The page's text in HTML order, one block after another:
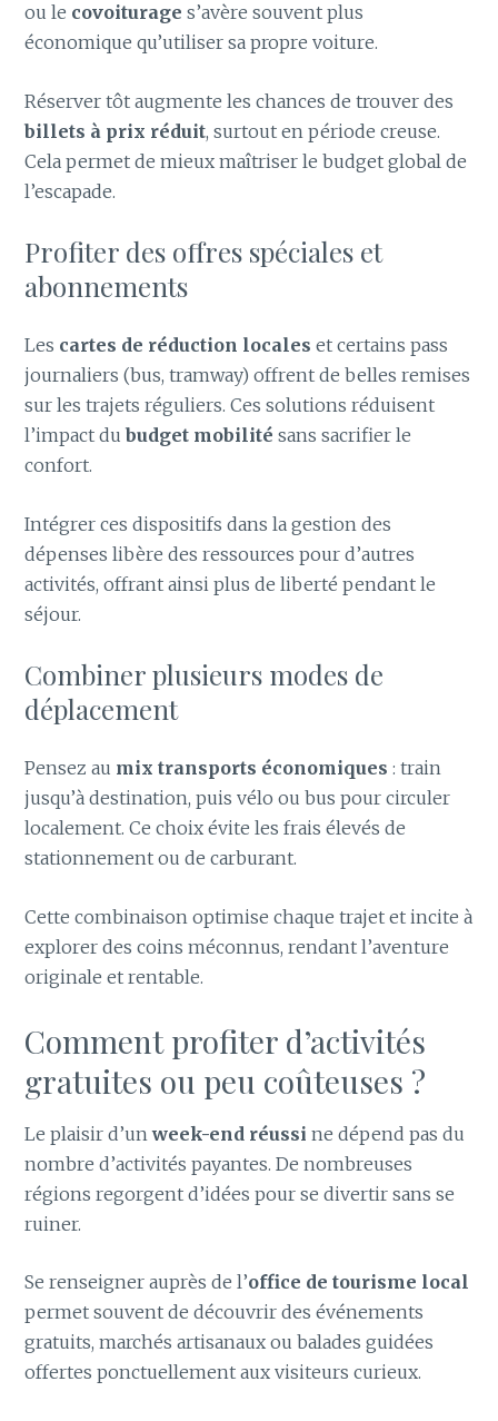
ou le covoiturage s’avère souvent plus
économique qu’utiliser sa propre voiture.
Réserver tôt augmente les chances de trouver des
billets à prix réduit, surtout en période creuse.
Cela permet de mieux maîtriser le budget global de
l’escapade.
Profiter des offres spéciales et
abonnements
Les cartes de réduction locales et certains pass
journaliers (bus, tramway) offrent de belles remises
sur les trajets réguliers. Ces solutions réduisent
l’impact dubudget mobilité sans sacrifier le
confort.
Intégrer ces dispositifs dans la gestion des
dépenses libère des ressources pour d’autres
activités, offrant ainsi plus de liberté pendant le
séjour.
Combiner plusieurs modes de
déplacement
Pensez au mix transports économiques : train
jusqu’à destination, puis vélo ou bus pour circuler
localement. Ce choix évite les frais élevés de
stationnement ou de carburant.
Cette combinaison optimise chaque trajet et incite à
explorer des coins méconnus, rendant l’aventure
originale et rentable.
Comment profiter d’activités
gratuites ou peu coûteuses ?
Le plaisir d’unweek-end réussi ne dépend pas du
nombre d’activités payantes. De nombreuses
régions regorgent d’idées pour se divertir sans se
ruiner.
Se renseigner auprès de l’office de tourisme local
permet souvent de découvrir des événements
gratuits, marchés artisanaux ou balades guidées
offertes ponctuellement aux visiteurs curieux.